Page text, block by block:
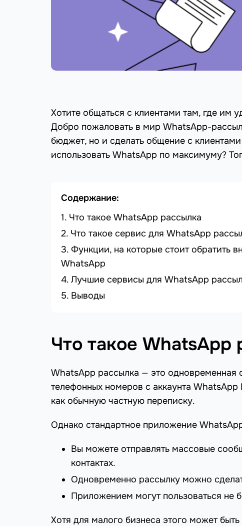
Хотите общаться с клиентами там, где им
Добро пожаловать в мир WhatsApp-
бюджет, но и сделать общение с
использовать WhatsApp по максимуму?
Содержание:
Что такое WhatsApp рассылка
Что такое сервис для WhatsApp
Функции, на которые стоит обратить
WhatsApp
Лучшие сервисы для WhatsApp
Выводы
Что такое WhatsApp
WhatsApp рассылка — это одновременная
телефонных номеров с аккаунта
как обычную частную переписку.
Однако стандартное приложение
Вы можете отправлять массовые
контактах.
Одновременно рассылку можно
Приложением могут пользоваться не
Хотя для малого бизнеса этого может